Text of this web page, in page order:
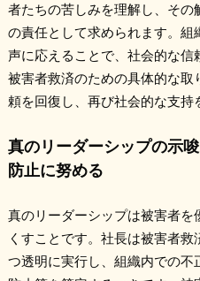
者たちの苦しみを理解し、そ
の責任として求められます。
声に応えることで、社会的な信
被害者救済のための具体的な
頼を回復し、再び社会的な支持
真のリーダーシップの示
防止に努める
真のリーダーシップは被害者
くすことです。社長は被害者
つ透明に実行し、組織内での